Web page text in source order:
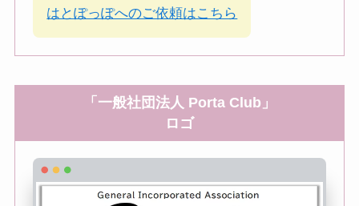
はとぽっぽへのご依頼はこちら
「一般社団法人 Porta Club」
ロゴ